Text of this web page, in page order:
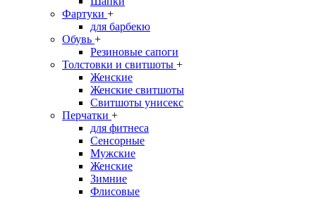
Фартуки +
для барбекю
Обувь +
Резиновые сапоги
Толстовки и свитшоты +
Женские
Женские свитшоты
Свитшоты унисекс
Перчатки +
для фитнеса
Сенсорные
Мужские
Женские
Зимние
Флисовые